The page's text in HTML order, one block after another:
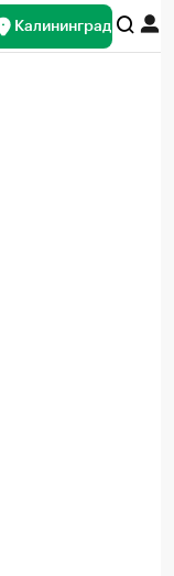
Калининград